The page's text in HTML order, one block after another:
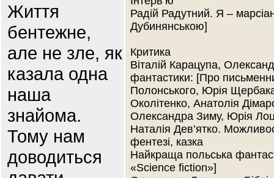
Життя
бентежне,
але не зле, як
казала одна
наша
знайома.
Тому нам
доводиться
Радій Радутний. Я –
Дубинянською]
Критика
Віталій Карацупа,
фантастики: [Про
Полонського, Юрія
Околітенко, Анатолія
Олександра Зиму, Юрія
Наталія Дев’ятко.
фентезі, казка
Найкраща польська
«Science fiction»]